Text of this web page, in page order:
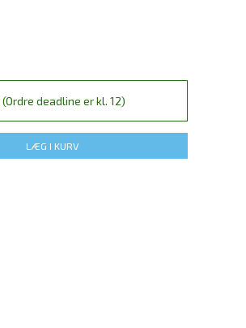
deadline er kl. 12)
LÆG I KURV